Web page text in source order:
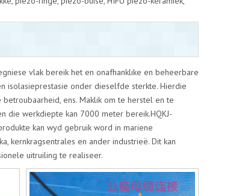
vlak bereik het en onafhanklike en beheerbare
isolasieprestasie onder dieselfde sterkte. Hierdie
ens. Maklik om te herstel en te
die werkdiepte kan 7000 meter bereik.HQKJ-
kan wyd gebruik word in mariene
kernkragsentrales en ander industrieë. Dit kan
uitruiling te realiseer.